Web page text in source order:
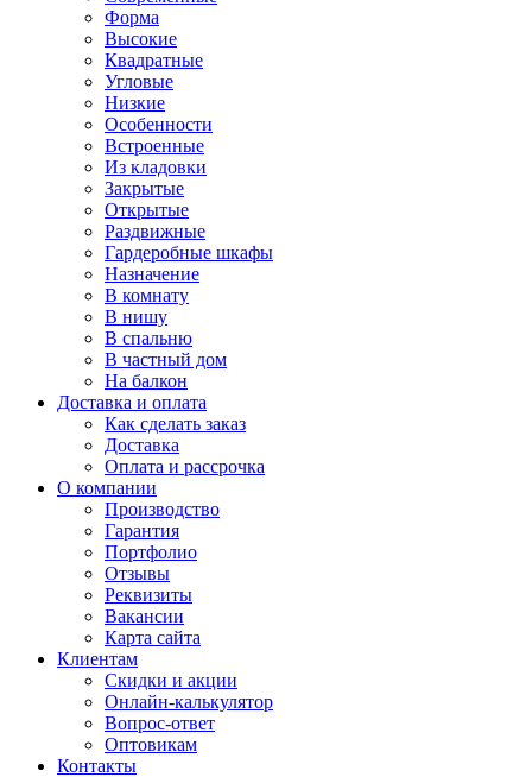
Форма
Высокие
Квадратные
Угловые
Низкие
Особенности
Встроенные
Из кладовки
Закрытые
Открытые
Раздвижные
Гардеробные шкафы
Назначение
В комнату
В нишу
В спальню
В частный дом
На балкон
Доставка и оплата
Как сделать заказ
Доставка
Оплата и рассрочка
О компании
Производство
Гарантия
Портфолио
Отзывы
Реквизиты
Вакансии
Карта сайта
Клиентам
Скидки и акции
Онлайн-калькулятор
Вопрос-ответ
Оптовикам
Контакты